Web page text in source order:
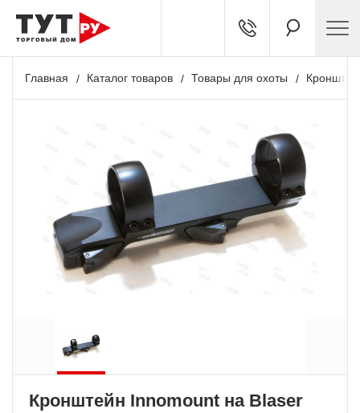
Главная Каталог товаров Товары для охоты
Кронштейн Innomount на Blaser